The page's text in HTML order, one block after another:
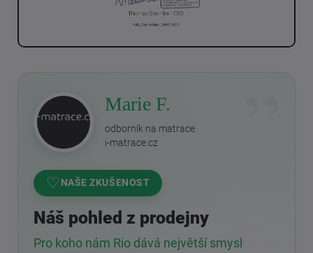
Marie F.
odborník na matrace
i-matrace.cz
♡ NAŠE ZKUŠENOST
Náš pohled z prodejny
Pro koho nám Rio dává největší smysl